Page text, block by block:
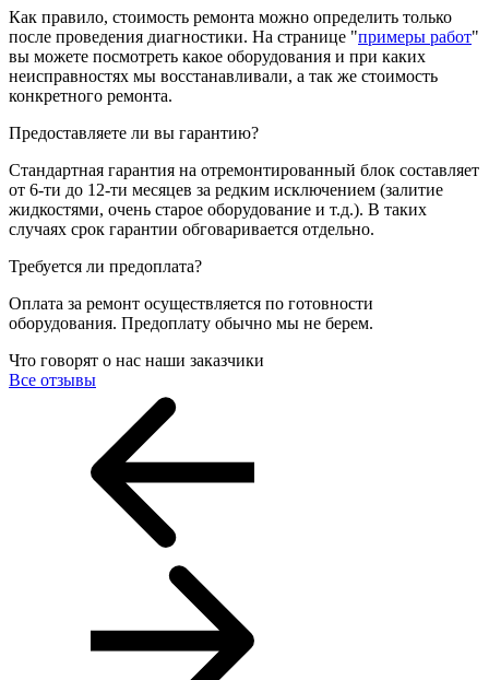
Как правило, стоимость ремонта можно определить только
после проведения диагностики. На странице "примеры работ"
вы можете посмотреть какое оборудования и при каких
неисправностях мы восстанавливали, а так же стоимость
конкретного ремонта.
Предоставляете ли вы гарантию?
Стандартная гарантия на отремонтированный блок составляет
от 6-ти до 12-ти месяцев за редким исключением (залитие
жидкостями, очень старое оборудование и т.д.). В таких
случаях срок гарантии обговаривается отдельно.
Требуется ли предоплата?
Оплата за ремонт осуществляется по готовности
оборудования. Предоплату обычно мы не берем.
Что говорят о нас наши заказчики
Все отзывы